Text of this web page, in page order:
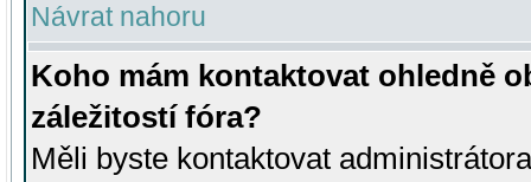
Návrat nahoru
Koho mám kontaktovat ohledně
záležitostí fóra?
Měli byste kontaktovat